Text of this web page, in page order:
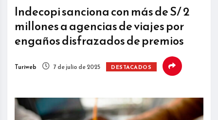
Indecopi sanciona con más de S/ 2
millones a agencias de viajes por
engaños disfrazados de premios
Turiweb 7 de julio de 2025 DESTACADOS